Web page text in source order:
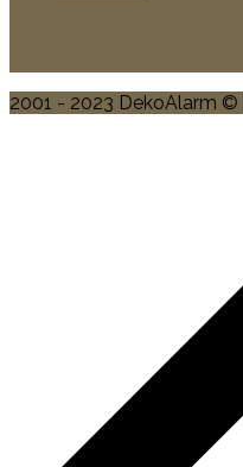
2001 - 2023 DekoAlarm